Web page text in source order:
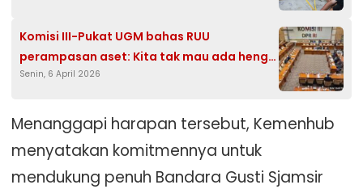
Komisi III-Pukat UGM bahas RUU
perampasan aset: Kita tak mau ada hengki
pengki
Senin, 6 April 2026
Menanggapi harapan tersebut, Kemenhub
menyatakan komitmennya untuk
mendukung penuh Bandara Gusti Sjamsir